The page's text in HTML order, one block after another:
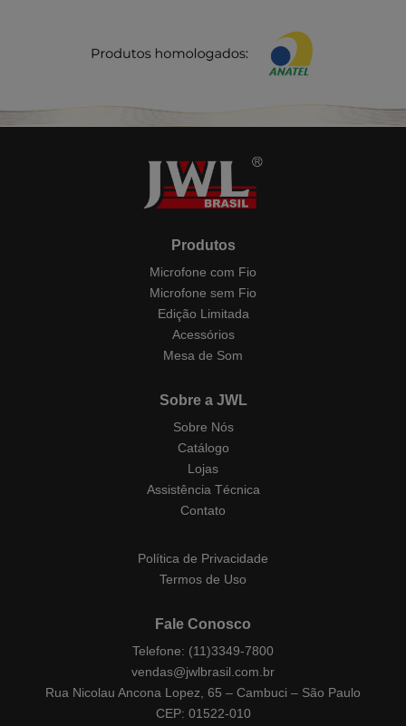
Produtos
Microfone com Fio
Microfone sem Fio
Edição Limitada
Acessórios
Mesa de Som
Sobre a JWL
Sobre Nós
Catálogo
Lojas
Assistência Técnica
Contato
Política de Privacidade
Termos de Uso
Fale Conosco
Telefone: (11)3349-7800
vendas@jwlbrasil.com.br
Rua Nicolau Ancona Lopez, 65 – Cambuci – São Paulo
CEP: 01522-010